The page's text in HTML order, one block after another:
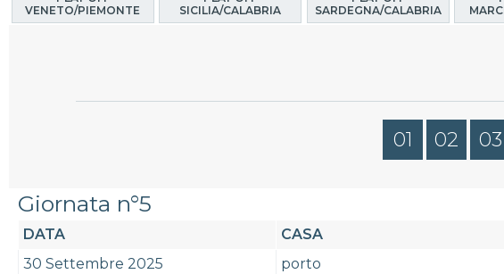
VENETO/PIEMONTE
SICILIA/CALABRIA
SARDEGNA/CALABRIA
01 02 03
Giornata n°5
DATA CASA
30 Settembre 2025
porto